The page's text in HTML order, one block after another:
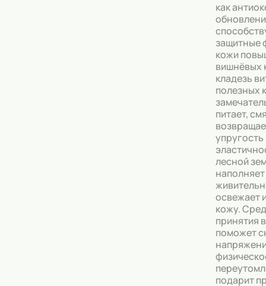
как
защитные
кожи
вишнёвых
кладезь
полезных
питает,
упругость
лесной
наполняет
освежает
кожу.
принятия
поможет
подарит